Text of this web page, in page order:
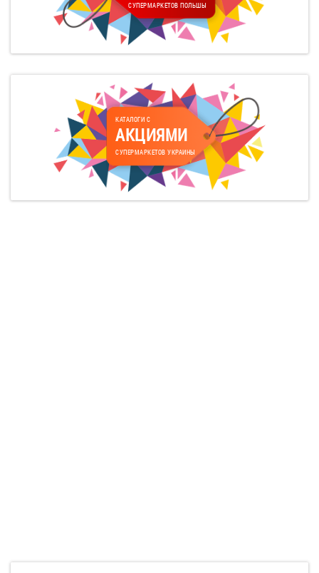
СУПЕРМАРКЕТОВ ПОЛЬШЫ
КАТАЛОГИ С
АКЦИЯМИ
СУПЕРМАРКЕТОВ УКРАИНЫ